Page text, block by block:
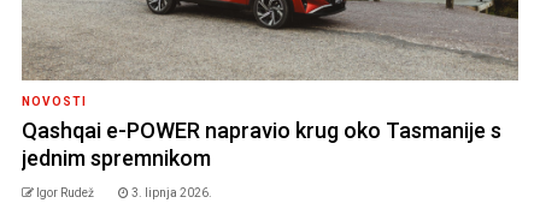
NOVOSTI
Qashqai e-POWER napravio krug oko Tasmanije s
jednim spremnikom
Igor Rudež 3. lipnja 2026.